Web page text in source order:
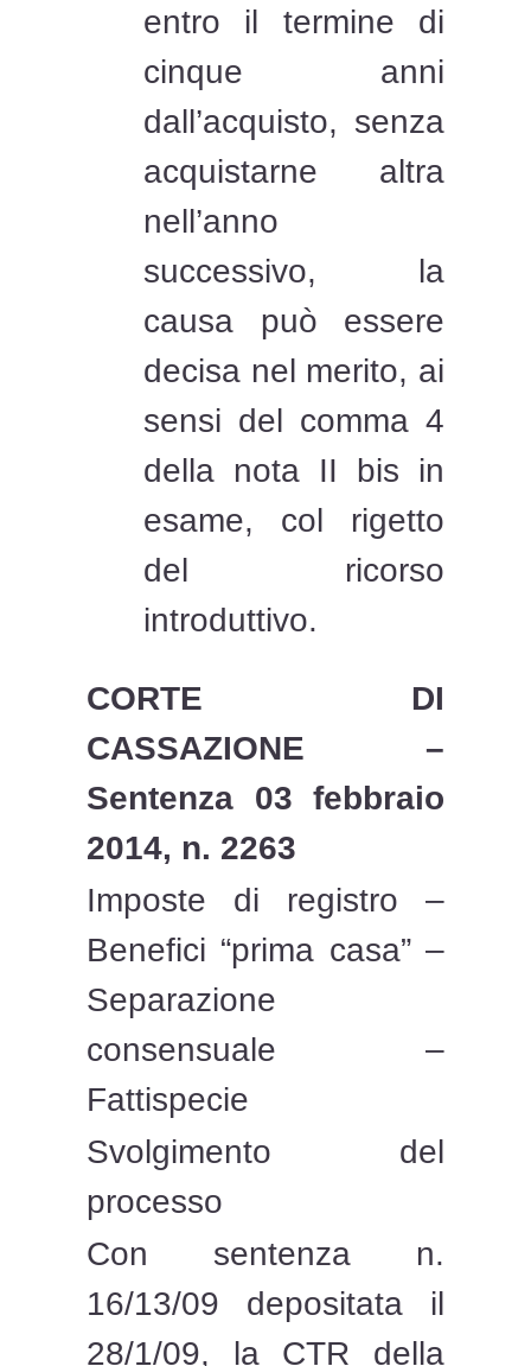
entro il termine di
cinque anni
dall’acquisto, senza
acquistarne altra
nell’anno
successivo, la
causa può essere
decisa nel merito, ai
sensi del comma 4
della nota II bis in
esame, col rigetto
del ricorso
introduttivo.
CORTE DI
CASSAZIONE –
Sentenza 03 febbraio
2014, n. 2263
Imposte di registro –
Benefici “prima casa” –
Separazione
consensuale –
Fattispecie
Svolgimento del
processo
Con sentenza n.
16/13/09 depositata il
28/1/09, la CTR della